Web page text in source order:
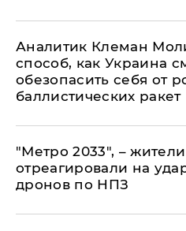
Аналитик Клеман
способ, как Украина
обезопасить себя от
баллистических ракет
"Метро 2033", –
отреагировали на
дронов по НПЗ